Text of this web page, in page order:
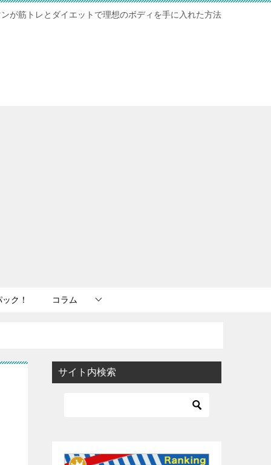
が筋トレとダイエットで理想のボディを手に入れた方法
ク！ コラム
サイト内検索